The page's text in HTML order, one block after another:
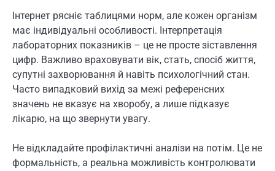
Інтернет рясніє таблицями норм, але кожен організм
має індивідуальні особливості. Інтерпретація
лабораторних показників – це не просте зіставлення
цифр. Важливо враховувати вік, стать, спосіб життя,
супутні захворювання й навіть психологічний стан.
Часто випадковий вихід за межі референсних
значень не вказує на хворобу, а лише підказує
лікарю, на що звернути увагу.
Не відкладайте профілактичні аналізи на потім. Це не
формальність, а реальна можливість контролювати